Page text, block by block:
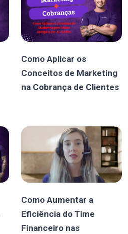
Como Aplicar os
Conceitos de Marketing
na Cobrança de Clientes
Como Aumentar a
Eficiência do Time
Financeiro nas